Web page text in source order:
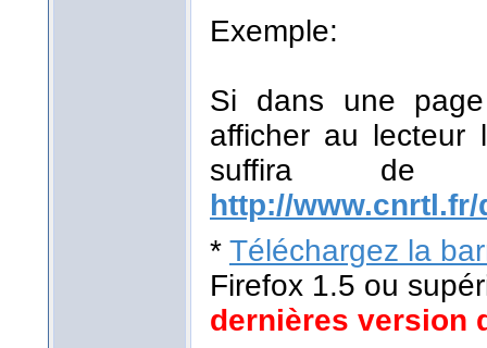
Exemple:
Si dans une
afficher au lecteur
suffira de
http://
* Téléchargez la
Firefox 1.5 ou
dernières version